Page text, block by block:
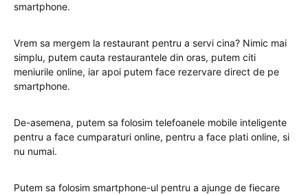
smartphone.
Vrem sa mergem la restaurant pentru a servi cina? Nimic mai
simplu, putem cauta restaurantele din oras, putem citi
meniurile online, iar apoi putem face rezervare direct de pe
smartphone.
De-asemena, putem sa folosim telefoanele mobile inteligente
pentru a face cumparaturi online, pentru a face plati online, si
nu numai.
Putem sa folosim smartphone-ul pentru a ajunge de fiecare